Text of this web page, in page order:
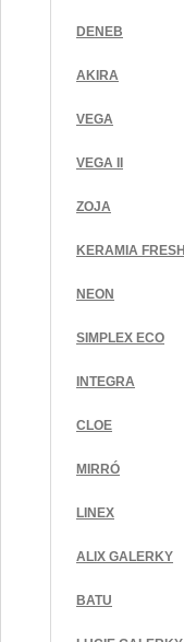
DENEB
AKIRA
VEGA
VEGA II
ZOJA
KERAMIA FRESH
NEON
SIMPLEX ECO
INTEGRA
CLOE
MIRRÓ
LINEX
ALIX GALERKY
BATU